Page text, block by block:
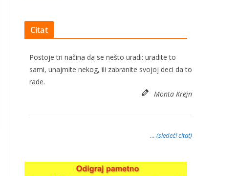
Citat
Postoje tri načina da se nešto uradi: uradite to
sami, unajmite nekog, ili zabranite svojoj deci da to
rade.
Monta Krejn
… (sledeći citat)